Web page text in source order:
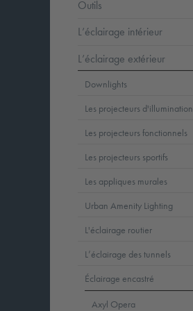
Outils
L’éclairage intérieur
L’éclairage extérieur
Downlights
Les projecteurs d'illumination
Les projecteurs fonctionnels
Les projecteurs sportifs
Les appliques murales
Urban Amenity Lighting
L'éclairage routier
L’éclairage des tunnels
Éclairage encastré
Axyl Opera